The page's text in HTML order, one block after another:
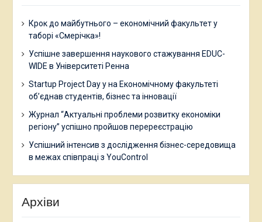
Крок до майбутнього – економічний факультет у
таборі «Смерічка»!
Успішне завершення наукового стажування EDUC-
WIDE в Університеті Ренна
Startup Project Day у на Економічному факультеті
об’єднав студентів, бізнес та інновації
Журнал “Актуальні проблеми розвитку економіки
регіону” успішно пройшов перереєстрацію
Успішний інтенсив з дослідження бізнес-середовища
в межах співпраці з YouControl
Архіви